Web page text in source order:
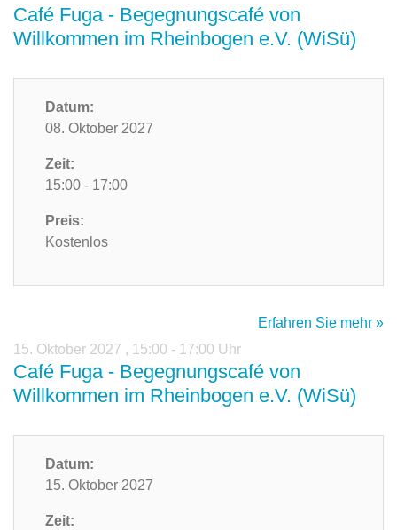
Café Fuga - Begegnungscafé von
Willkommen im Rheinbogen e.V. (WiSü)
Datum:
08. Oktober 2027
Zeit:
15:00 - 17:00
Preis:
Kostenlos
Erfahren Sie mehr »
15. Oktober 2027 , 15:00 - 17:00 Uhr
Café Fuga - Begegnungscafé von
Willkommen im Rheinbogen e.V. (WiSü)
Datum:
15. Oktober 2027
Zeit: